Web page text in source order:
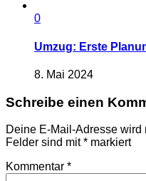
0
Umzug: Erste
8. Mai 2024
Schreibe einen
Deine E-Mail-Adresse wird
Felder sind mit* markiert
Kommentar *